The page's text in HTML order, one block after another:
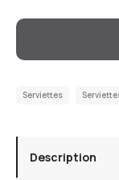
Serviettes
Description